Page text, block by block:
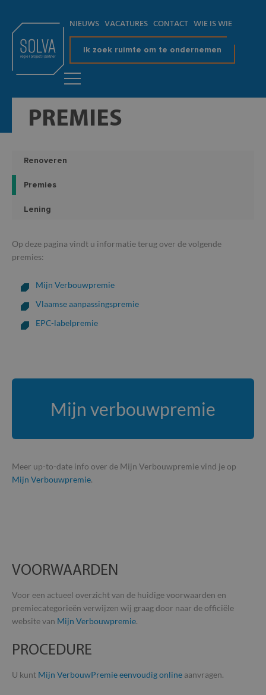
NIEUWS VACATURES CONTACT WIE IS WIE
Ik zoek ruimte om te ondernemen
PREMIES
Renoveren
Premies
Lening
Op deze pagina vindt u informatie terug over de volgende
premies:
Mijn Verbouwpremie
Vlaamse aanpassingspremie
EPC-labelpremie
Mijn verbouwpremie
Meer up-to-date info over de Mijn Verbouwpremie vind je op
Mijn Verbouwpremie.
VOORWAARDEN
Voor een actueel overzicht van de huidige voorwaarden en
premiecategorieën verwijzen wij graag door naar de officiële
website van Mijn Verbouwpremie.
PROCEDURE
U kunt Mijn VerbouwPremie eenvoudig online aanvragen.